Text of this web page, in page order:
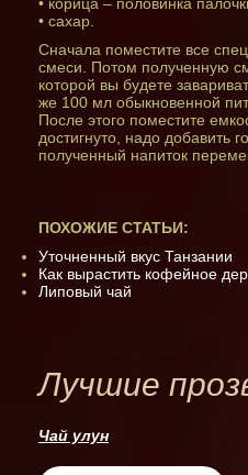
• сахар.
Сначала поместите все
смеси. Потом полученную
которой вы будете
же 100 мл обыкновенной
После этого поместите
достигнуто, надо добавить
полученный напиток
ПОХОЖИЕ СТАТЬИ:
Уточненный вкус Танзании
Как вырастить кофейное
Липовый чай
Лучшие
Чай улун